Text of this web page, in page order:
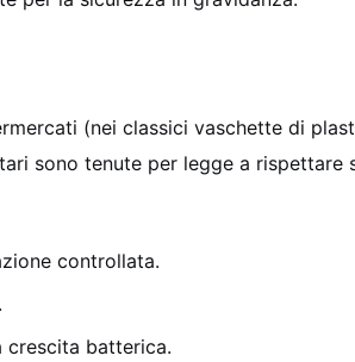
(nei classici vaschette di
sono tenute per legge a
controllata.
crescita batterica.